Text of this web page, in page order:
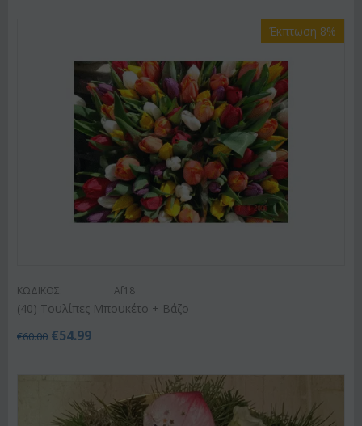
Έκπτωση 8%
ΚΩΔΙΚΟΣ: Af18
(40) Τουλίπες Μπουκέτο + Βάζο
€60.00 €54.99